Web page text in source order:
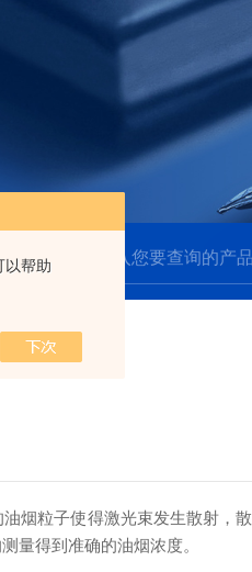
以帮助
烟粒子使得激光束发生散射，
量得到准确的油烟浓度。